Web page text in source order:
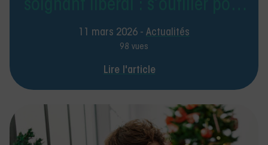
prévenir le stress et
l’épuisement
11 mars 2026 - Actualités
98 vues
Lire l'article